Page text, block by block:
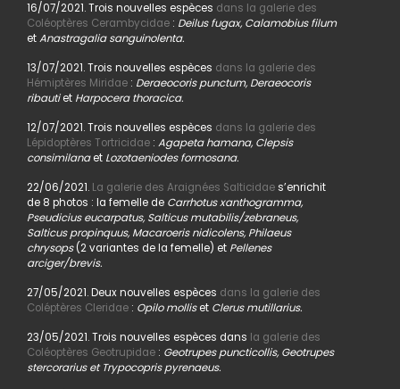
16/07/2021. Trois nouvelles espèces dans la galerie des
Coléoptères Cerambycidae: Deilus fugax, Calamobius filum
etAnastragalia sanguinolenta.
13/07/2021. Trois nouvelles espèces dans la galerie des
Hémiptères Miridae: Deraeocoris punctum, Deraeocoris
ribautiet Harpocera thoracica.
12/07/2021. Trois nouvelles espèces dans la galerie des
Lépidoptères Tortricidae: Agapeta hamana, Clepsis
consimilanaet Lozotaeniodes formosana.
22/06/2021. La galerie des Araignées Salticidaes’enrichit
de 8 photos : la femelle de Carrhotus xanthogramma,
Pseudicius eucarpatus, Salticus mutabilis/zebraneus,
Salticus propinquus, Macaroeris nidicolens, Philaeus
chrysops(2 variantes de la femelle) et Pellenes
arciger/brevis.
27/05/2021. Deux nouvelles espèces dans la galerie des
Coléptères Cleridae: Opilo molliset Clerus mutillarius.
23/05/2021. Trois nouvelles espèces dans la galerie des
Coléoptères Geotrupidae: Geotrupes puncticollis, Geotrupes
stercorarius et Trypocopris pyrenaeus.